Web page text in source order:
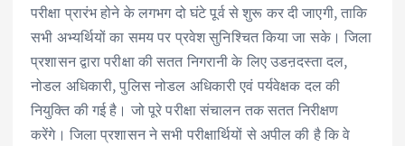
परीक्षा प्रारंभ होने के लगभग दो घंटे पूर्व से शुरू कर दी जाएगी, ताकि
सभी अभ्यर्थियों का समय पर प्रवेश सुनिश्चित किया जा सके। जिला
प्रशासन द्वारा परीक्षा की सतत निगरानी के लिए उडऩदस्ता दल,
नोडल अधिकारी, पुलिस नोडल अधिकारी एवं पर्यवेक्षक दल की
नियुक्ति की गई है। जो पूरे परीक्षा संचालन तक सतत निरीक्षण
करेंगे। जिला प्रशासन ने सभी परीक्षार्थियों से अपील की है कि वे